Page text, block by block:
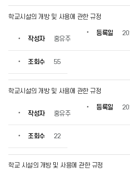
를
수
니
다.
학교시설의 개방 및 사용에 관한 규정
작성자 홍유주
등록일
조회수 55
학교시설의 개방 및 사용에 관한 규정
작성자 홍유주
등록일
조회수 22
학교 시설의 개방 및 사용에 관한 규정